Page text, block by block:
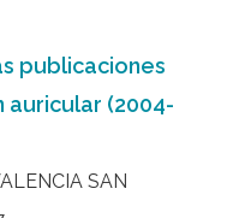
publicaciones
auricular (2004-
SAN